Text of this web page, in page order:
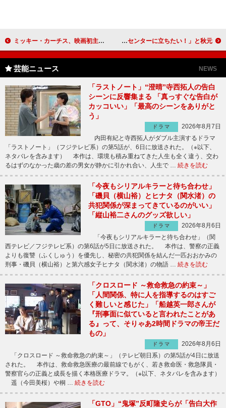
ミッキー・カーチス、映画初主演 「思い出深い、生涯忘れない映画 ＡＫＢ秋元＆梅田、ＭＪになりきりダンス 「センターに立ちたい！」と秋元
芸能ニュース NEWS
「ラストノート」“澄晴”寺西拓人の告白
シーンに反響集まる 「真っすぐな告白が
カッコいい」「最高のシーンをありがと
う」
ドラマ
2026年8月7日
内田有紀と寺西拓人がダブル主演するドラマ
「ラストノート」（フジテレビ系）の第5話が、6日に放送された。（※以下、
ネタバレを含みます） 本作は、環境も積み重ねてきた人生も全く違う、交わ
るはずのなかった歳の差の男女が静かに引かれ合い、人生で … 続きを読む
「今夜もシリアルキラーと待ち合わせ」
「磯貝（横山裕）とヒナタ（関水渚）の
共犯関係が深まってきているのがいい」
「縦山裕二さんのグッズ欲しい」
ドラマ
2026年8月6日
「今夜もシリアルキラーと待ち合わせ」（関
西テレビ／フジテレビ系）の第6話が5日に放送された。 本作は、警察の正義
よりも復讐（ふくしゅう）を優先し、秘密の共犯関係を結んだ一匹おおかみの
刑事・磯貝（横山裕）と第六感女子ヒナタ（関水渚）の物語 … 続きを読む
「クロスロード ～救命救急の約束～」
「人間関係、特に人を指導するのはすご
く難しいと感じた」「船越英一郎さんが
『刑事面に似ていると言われたことがあ
る』って、そりゃあ2時間ドラマの帝王だ
もの」
ドラマ
2026年8月6日
「クロスロード ～救命救急の約束～」（テレビ朝日系）の第5話が4日に放送
された。 本作は、救命救急医療の最前線でもがく、若き救命医・救急隊員・
警察官らの正義と成長を描く本格医療ドラマ。（※以下、ネタバレを含みます）
遥（今田美桜）や桐 … 続きを読む
「GTO」“鬼塚”反町隆史らが「告白大作